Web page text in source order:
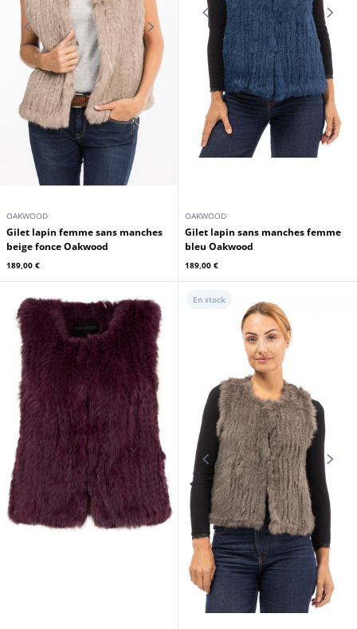
OAKWOOD
beige fonce Oakwood
189,00 €
bleu Oakwood
189,00 €
En stock